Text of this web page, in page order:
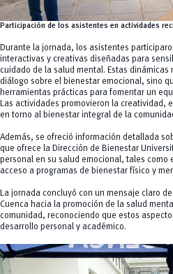
Participación de los asistentes en actividades
Durante la jornada, los asistentes
interactivas y creativas diseñadas para
cuidado de la salud mental. Estas dinámicas
diálogo sobre el bienestar emocional, sino
herramientas prácticas para fomentar un
Las actividades promovieron la creatividad,
en torno al bienestar integral de la
Además, se ofreció información detallada
que ofrece la Dirección de Bienestar
personal en su salud emocional, tales como
acceso a programas de bienestar físico y
La jornada concluyó con un mensaje claro
Cuenca hacia la promoción de la salud
comunidad, reconociendo que estos
desarrollo personal y académico.